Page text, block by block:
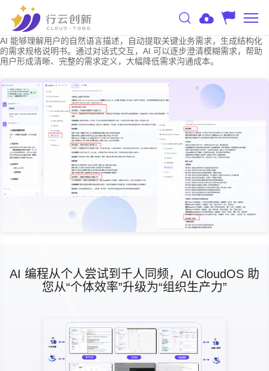
AI 能够理解用户的自然语言描述，自动提取关键业务需求，生成结构化
的需求规格说明书。通过对话式交互，AI 可以逐步澄清模糊需求，帮助
用户形成清晰、完整的需求定义，大幅降低需求沟通成本。
AI 编程从个人尝试到千人同频，AI CloudOS 助
您从“个体效率”升级为“组织生产力”